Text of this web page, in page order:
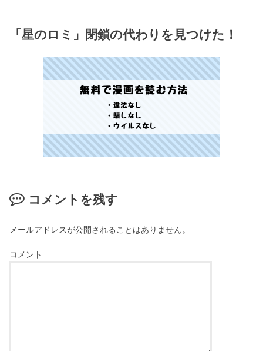
「星のロミ」閉鎖の代わりを見つけた！
コメントを残す
メールアドレスが公開されることはありません。
コメント